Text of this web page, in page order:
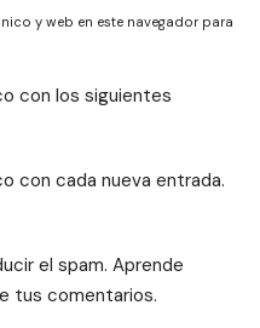
y web en este navegador para
con los siguientes
con cada nueva entrada.
el spam. Aprende
tus comentarios.